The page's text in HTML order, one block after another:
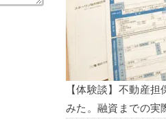
【体験談】不動産
みた。融資までの実